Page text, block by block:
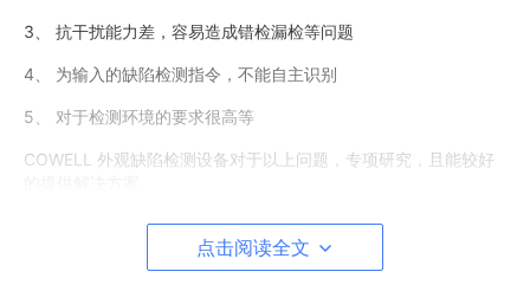
3、 抗干扰能力差，容易造成错检漏检等问题
4、 为输入的缺陷检测指令，不能自主识别
5、 对于检测环境的要求很高等
COWELL 外观缺陷检测设备对于以上问题，专项研究，且能较好
对于传统机器视觉中无法检测的精密五金零部件、各类金属零件、
PCBA板等复杂的缺陷检测领域，能较好的提供完整的解决方案。
点击阅读全文